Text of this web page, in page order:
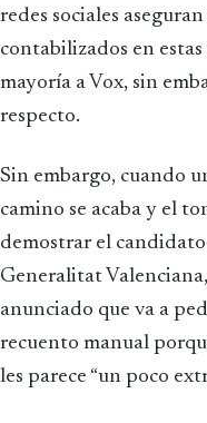
redes sociales
contabilizados en
mayoría a Vox, sin
respecto.
Sin embargo, cuando
camino se acaba y el
demostrar el
Generalitat
anunciado que va a
recuento manual
les parece “un poco